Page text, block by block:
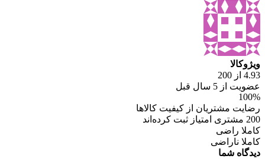
ویژوکالا
4.93 از 200
عضویت از 5 سال قبل
100%
رضایت مشتریان از کیفیت کالاها
200 مشتری امتیاز ثبت کرده‌اند
کاملا راضی
کاملا ناراضی
دیدگاه شما